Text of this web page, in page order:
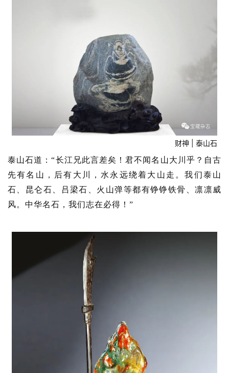
财神 | 泰山石
泰山石道：“长江兄此言差矣！君不闻名山大川乎？自古
先有名山，后有大川，水永远绕着大山走。我们泰山
石、昆仑石、吕梁石、火山弹等都有铮铮铁骨、凛凛威
风。中华名石，我们志在必得！”